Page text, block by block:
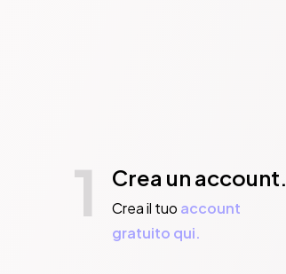
1 Crea un account.
Crea il tuo account
gratuito qui.